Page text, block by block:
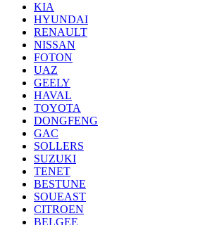
KIA
HYUNDAI
RENAULT
NISSAN
FOTON
UAZ
GEELY
HAVAL
TOYOTA
DONGFENG
GAC
SOLLERS
SUZUKI
TENET
BESTUNE
SOUEAST
CITROEN
BELGEE